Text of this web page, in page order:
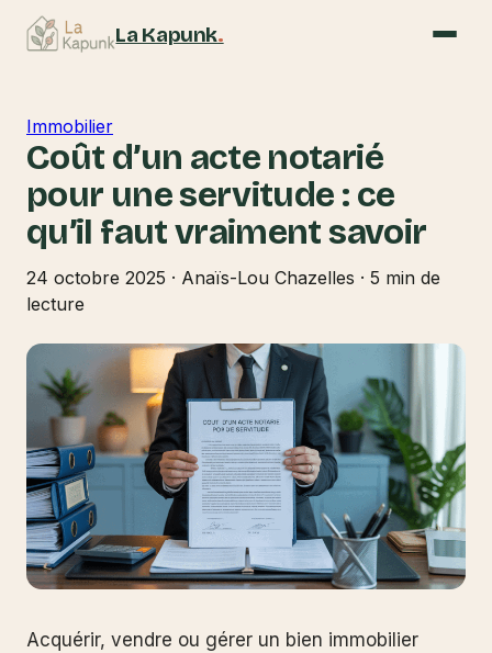
La Kapunk.
Immobilier
Coût d’un acte notarié
pour une servitude : ce
qu’il faut vraiment savoir
24 octobre 2025 · Anaïs-Lou Chazelles · 5 min de
lecture
Acquérir, vendre ou gérer un bien immobilier